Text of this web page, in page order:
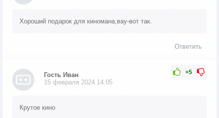
Хороший подарок для киномана,вау-вот так.
Ответить
+5
Гость Иван
15 февраля 2024 14:05
Крутое кино